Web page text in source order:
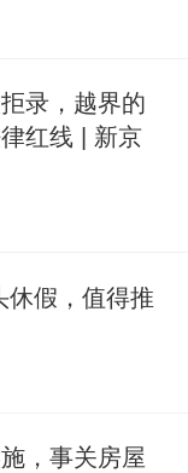
录，越界的
红线 | 新京
休假，值得推
，事关房屋